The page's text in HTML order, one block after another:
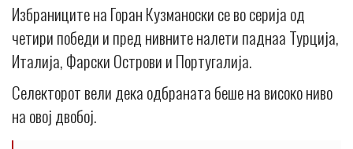
Избраниците на Горан Кузманоски се во серија од
четири победи и пред нивните налети паднаа Турција,
Италија, Фарски Острови и Португалија.
Селекторот вели дека одбраната беше на високо ниво
на овој двобој.